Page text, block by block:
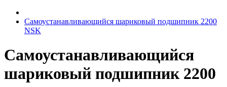
Самоустанавливающийся шариковый подшипник 2200
NSK
Самоустанавливающийся
шариковый подшипник 2200